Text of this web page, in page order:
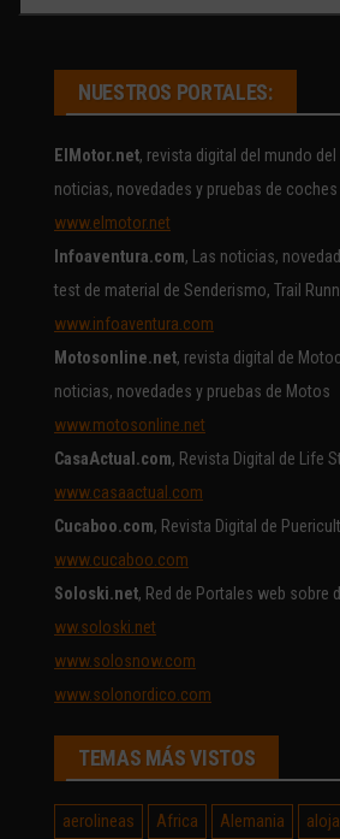
NUESTROS PORTALES:
ElMotor.net, revista digital del mundo
noticias, novedades y pruebas de coches
www.elmotor.net
Infoaventura.com, Las noticias,
test de material de Senderismo, Trail
www.infoaventura.com
Motosonline.net, revista digital de
noticias, novedades y pruebas de Motos
www.motosonline.net
CasaActual.com, Revista Digital de Life
www.casaactual.com
Cucaboo.com, Revista Digital de
www.cucaboo.com
Soloski.net, Red de Portales web sobre
ww.soloski.net
www.solosnow.com
www.solonordico.com
TEMAS MÁS VISTOS
aerolineas Africa Alemania